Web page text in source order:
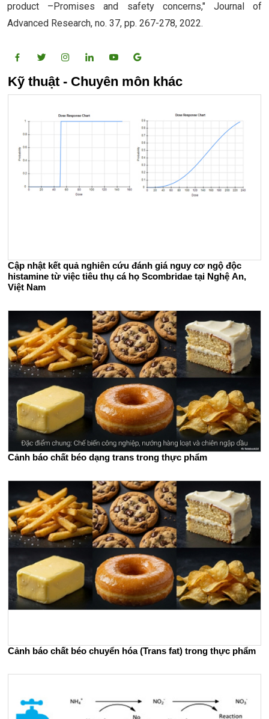
product –Promises and safety concerns," Journal of
Advanced Research, no. 37, pp. 267-278, 2022.
Kỹ thuật - Chuyên môn khác
Cập nhật kết quả nghiên cứu đánh giá nguy cơ ngộ độc
histamine từ việc tiêu thụ cá họ Scombridae tại Nghệ An,
Việt Nam
Cảnh báo chất béo dạng trans trong thực phẩm
Cảnh báo chất béo chuyển hóa (Trans fat) trong thực phẩm